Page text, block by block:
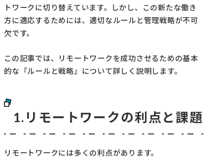
トワークに切り替えています。しかし、この新たな働き
方に適応するためには、適切なルールと管理戦略が不可
欠です。
この記事では、リモートワークを成功させるための基本
的な『ルールと戦略』について詳しく説明します。
1.リモートワークの利点と課題
リモートワークには多くの利点があります。